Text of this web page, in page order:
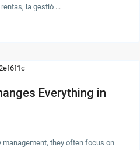
la gestió ...
Everything in
management, they often focus on